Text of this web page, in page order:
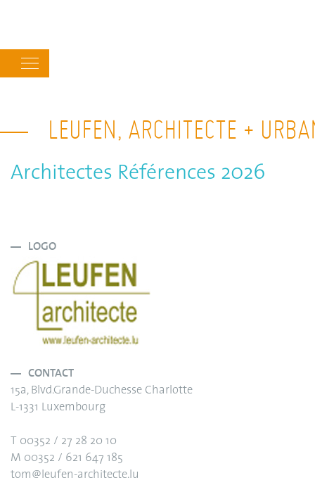
navigation
LEUFEN, ARCHITECTE +
Architectes Références 2026
LOGO
CONTACT
15a, Blvd.Grande-Duchesse Charlotte
L-1331 Luxembourg
T 00352 / 27 28 20 10
M 00352 / 621 647 185
tom@leufen-architecte.lu